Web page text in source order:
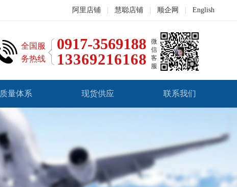
阿里店铺 慧聪店铺 顺企网 English
全国服
务热线
0917-3569188
13369216168
微
信
客
服
质量体系 现货供应
锆合金材料
钽铌合金材料
联系我们